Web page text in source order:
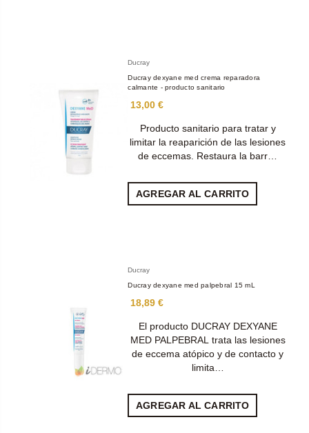
Ducray
Ducray dexyane med crema reparadora
calmante - producto sanitario
13,00 €
Producto sanitario para tratar y
limitar la reaparición de las lesiones
de eccemas. Restaura la barr…
AGREGAR AL CARRITO
Ducray
Ducray dexyane med palpebral 15 mL
18,89 €
El producto DUCRAY DEXYANE
MED PALPEBRAL trata las lesiones
de eccema atópico y de contacto y
limita…
AGREGAR AL CARRITO